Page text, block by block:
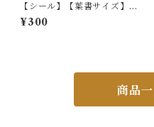
【シール】【葉書サイズ】ソ
ーイングツールのサンキュー
シール_スナップ
¥300
商品